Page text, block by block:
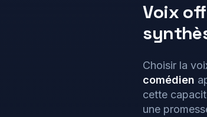
Voix
Choisir la
comédien
cette
une